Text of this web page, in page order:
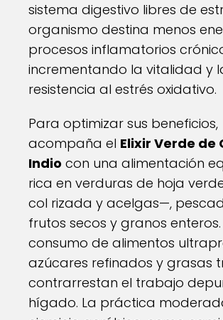
sistema digestivo libres de
organismo destina menos
procesos inflamatorios
incrementando la vitalidad y
resistencia al estrés oxidativo.
Para optimizar sus beneficios,
acompaña el Elixir Verde de
Indio con una alimentación
rica en verduras de hoja
col rizada y acelgas—,
frutos secos y granos
consumo de alimentos
azúcares refinados y grasas
contrarrestan el trabajo
hígado. La práctica